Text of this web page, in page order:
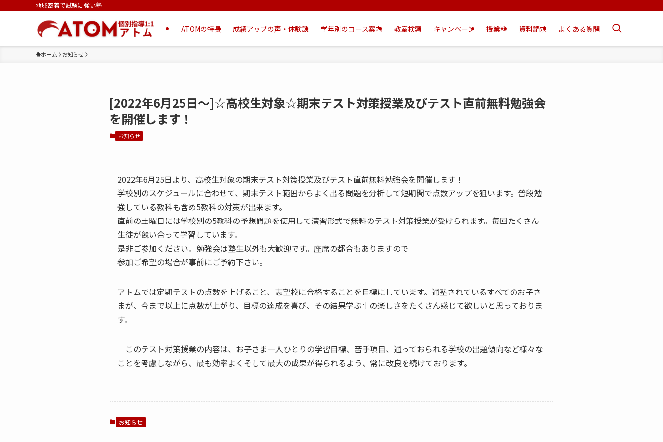
地域密着で試験に強い塾
ATOMの特長 成績アップの声・体験談 学年別のコース案内 教室検索 キャンペーン 授業料 資料請求 よくある質問
ホーム お知らせ
[2022年6月25日～]☆高校生対象☆期末テスト対策授業及びテスト直前無料勉強会
を開催します！
お知らせ
2022年6月25日より、高校生対象の期末テスト対策授業及びテスト直前無料勉強会を開催します！
学校別のスケジュールに合わせて、期末テスト範囲からよく出る問題を分析して短期間で点数アップを狙います。普段勉
強している教科も含め5教科の対策が出来ます。
直前の土曜日には学校別の5教科の予想問題を使用して演習形式で無料のテスト対策授業が受けられます。毎回たくさん
生徒が競い合って学習しています。
是非ご参加ください。勉強会は塾生以外も大歓迎です。座席の都合もありますので
参加ご希望の場合が事前にご予約下さい。
アトムでは定期テストの点数を上げること、志望校に合格することを目標にしています。通塾されているすべてのお子さ
まが、今まで以上に点数が上がり、目標の達成を喜び、その結果学ぶ事の楽しさをたくさん感じて欲しいと思っておりま
す。
このテスト対策授業の内容は、お子さま一人ひとりの学習目標、苦手項目、通っておられる学校の出題傾向など様々な
ことを考慮しながら、最も効率よくそして最大の成果が得られるよう、常に改良を続けております。
お知らせ